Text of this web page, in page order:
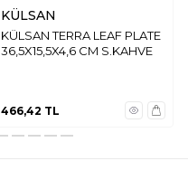
KÜLSAN
KÜLSAN TERRA LEAF PLATE
36,5X15,5X4,6 CM S.KAHVE
466,42 TL